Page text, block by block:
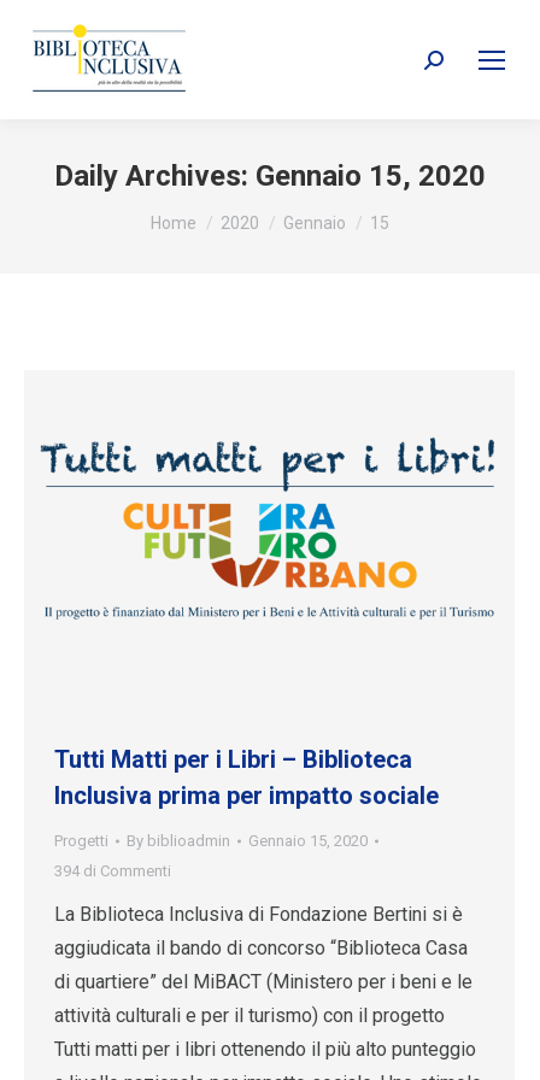
Search:
Daily Archives: Gennaio 15, 2020
You are here:
Home 2020 Gennaio 15
Tutti Matti per i Libri – Biblioteca
Inclusiva prima per impatto sociale
Progetti By biblioadmin
Gennaio 15, 2020
394 di Commenti
La Biblioteca Inclusiva di Fondazione Bertini si è
aggiudicata il bando di concorso “Biblioteca Casa
di quartiere” del MiBACT (Ministero per i beni e le
attività culturali e per il turismo) con il progetto
Tutti matti per i libri ottenendo il più alto punteggio